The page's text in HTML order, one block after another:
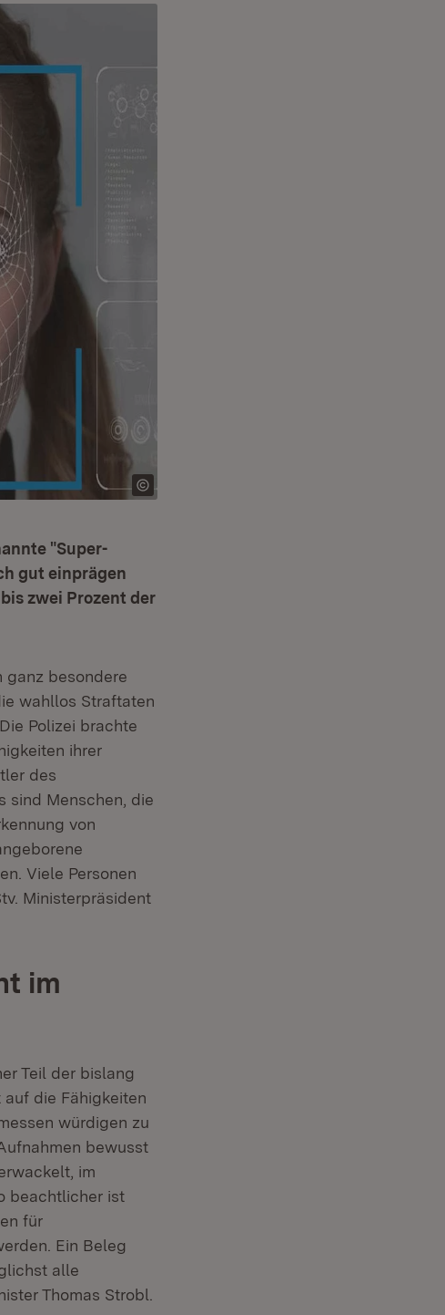
"Super-
gut einprägen
zwei Prozent der
ganz besondere
wahllos Straftaten
Polizei brachte
ihrer
des
sind Menschen, die
von
Viele Personen
Ministerpräsident
im
Teil der bislang
die Fähigkeiten
würdigen zu
bewusst
im
beachtlicher ist
für
Ein Beleg
alle
Thomas Strobl.